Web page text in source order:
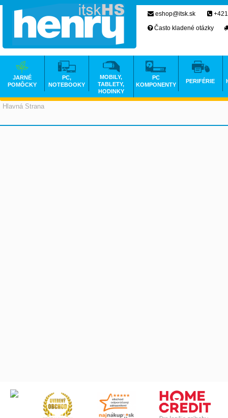
Hlavná Strana
eshop@itsk.sk
Často kladené otázky
JARNÉ
POMÔCKY
PC,
NOTEBOOKY
MOBILY,
TABLETY,
HODINKY
PC
KOMPONENTY
PERIFÉRIE